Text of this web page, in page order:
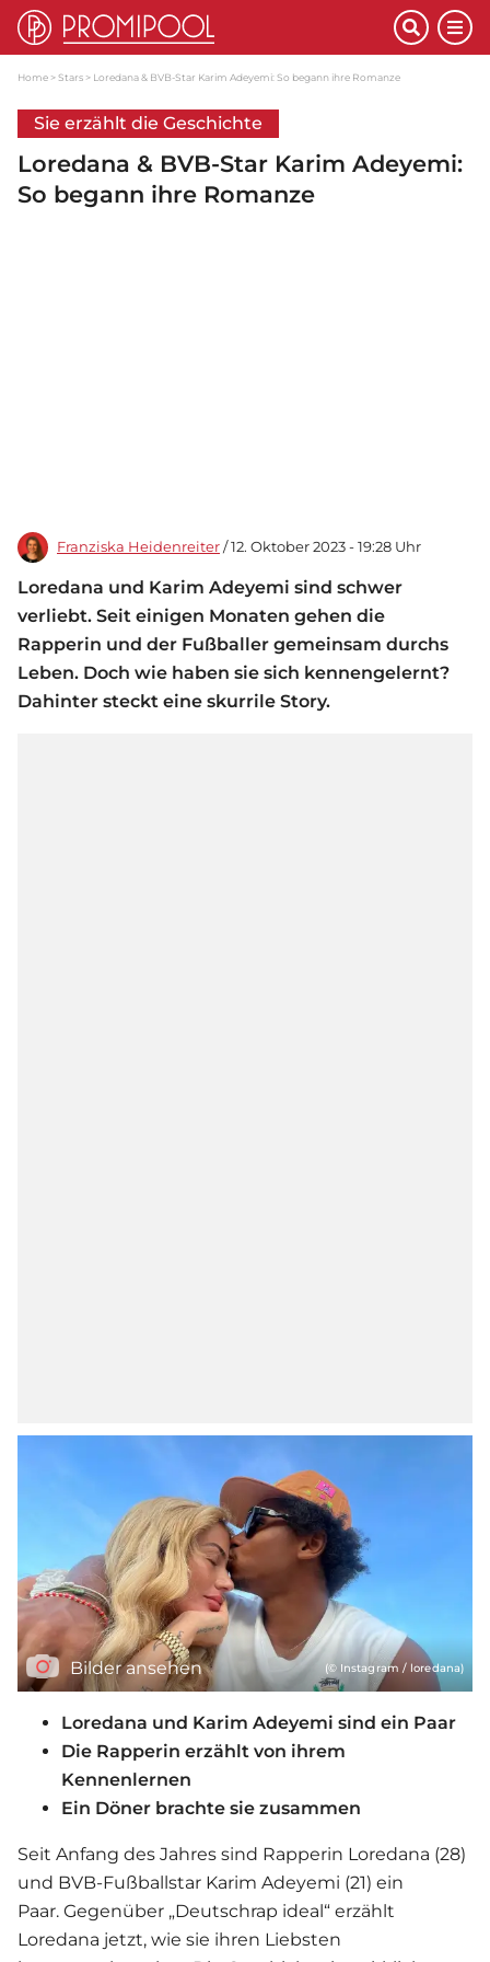
Home Stars Loredana & BVB-Star Karim Adeyemi: So begann ihre Romanze
Sie erzählt die Geschichte
Loredana & BVB-Star Karim Adeyemi:
So begann ihre Romanze
Franziska Heidenreiter / 12. Oktober 2023 - 19:28 Uhr
Loredana und Karim Adeyemi sind schwer
verliebt. Seit einigen Monaten gehen die
Rapperin und der Fußballer gemeinsam durchs
Leben. Doch wie haben sie sich kennengelernt?
Dahinter steckt eine skurrile Story.
Bilder ansehen (© Instagram / loredana)
Loredana und Karim Adeyemi sind ein Paar
Die Rapperin erzählt von ihrem
Kennenlernen
Ein Döner brachte sie zusammen
Seit Anfang des Jahres sind Rapperin Loredana (28)
und BVB-Fußballstar Karim Adeyemi (21) ein
Paar. Gegenüber „Deutschrap ideal“ erzählt
Loredana jetzt, wie sie ihren Liebsten